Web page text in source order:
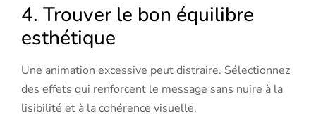
4. Trouver le bon équilibre
esthétique
Une animation excessive peut distraire. Sélectionnez
des effets qui renforcent le message sans nuire à la
lisibilité et à la cohérence visuelle.